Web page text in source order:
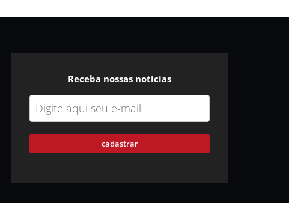
Receba nossas notícias
cadastrar